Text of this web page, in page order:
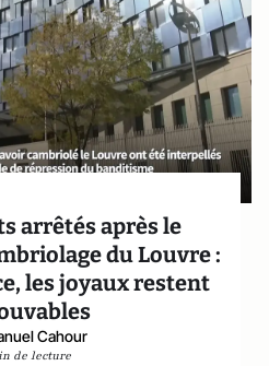
arrêtés après le
du Louvre :
les joyaux restent
Cahour
de lecture